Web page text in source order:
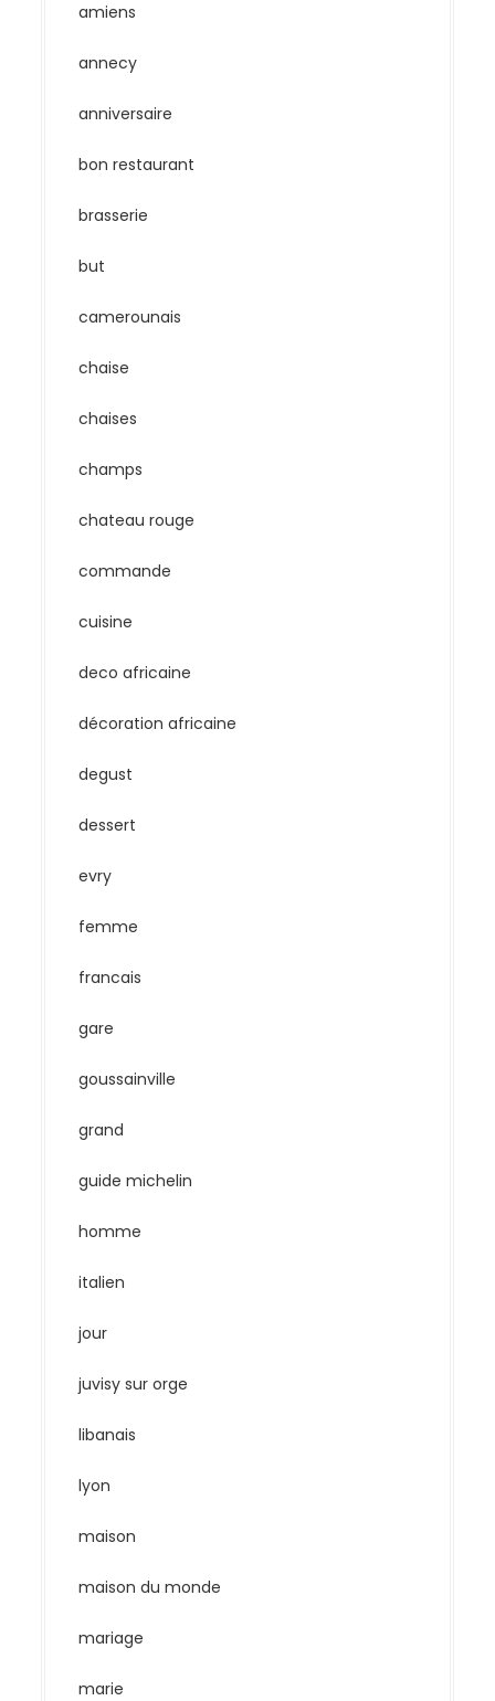
amiens
annecy
anniversaire
bon restaurant
brasserie
but
camerounais
chaise
chaises
champs
chateau rouge
commande
cuisine
deco africaine
décoration africaine
degust
dessert
evry
femme
francais
gare
goussainville
grand
guide michelin
homme
italien
jour
juvisy sur orge
libanais
lyon
maison
maison du monde
mariage
marie